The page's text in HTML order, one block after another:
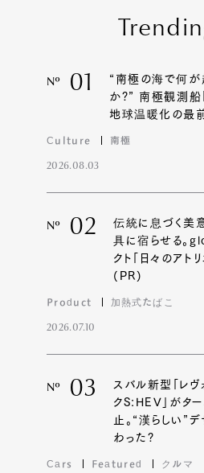
Nº 01
“南極の海で何が
か?” 南極観測船
地球温暖化の最
Culture 南極
2026.08.03
Nº 02
伝統に息づく美
具に宿らせる。
クト「日々のアト
(PR)
Product 加熱式たばこ
2026.07.10
Nº 03
スバル新型「レヴ
クS:HEV」がタ
止。“漢らしい”
わった?
Cars Featured クルマ